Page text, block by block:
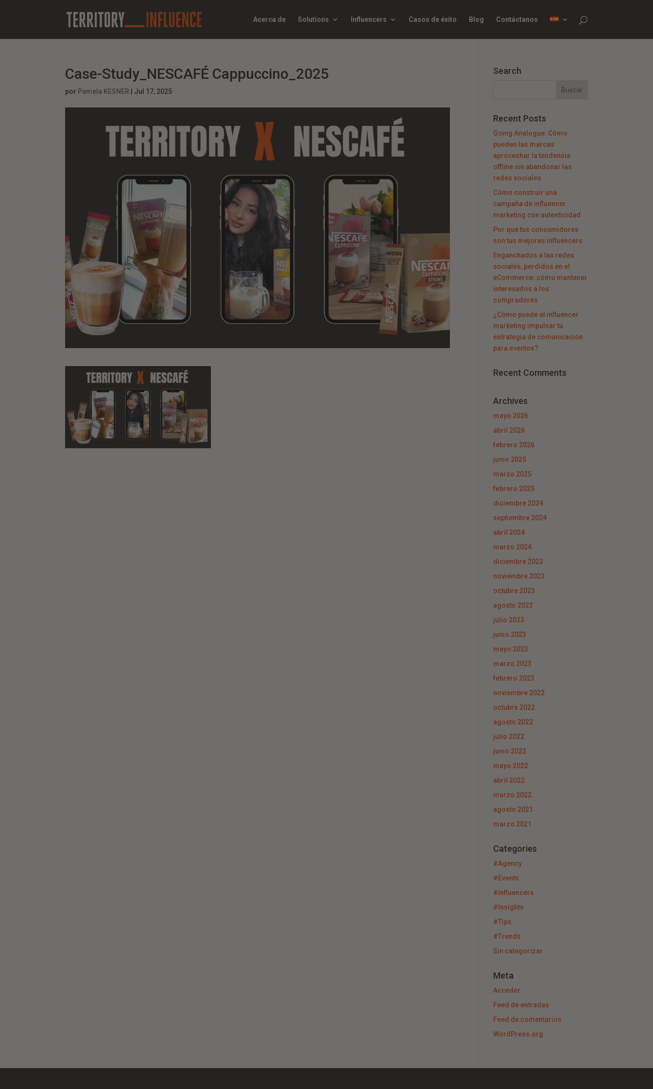
Acerca de Solutions Influencers Casos de éxito Blog Contáctanos
Case-Study_NESCAFÉ Cappuccino_2025
por Pamela KESNER Jul 17, 2025
Search
Recent Posts
Going Analogue: Cómo
pueden las marcas
aprovechar la tendencia
offline sin abandonar las
redes sociales
Cómo construir una
campaña de influencer
marketing con autenticidad
Por qué tus consumidores
son tus mejores influencers
Enganchados a las redes
sociales, perdidos en el
eCommerce: cómo mantener
interesados a los
compradores
¿Cómo puede el influencer
marketing impulsar tu
estrategia de comunicación
para eventos?
Recent Comments
Archives
mayo 2026
abril 2026
febrero 2026
junio 2025
marzo 2025
febrero 2025
diciembre 2024
septiembre 2024
abril 2024
marzo 2024
diciembre 2023
noviembre 2023
octubre 2023
agosto 2023
julio 2023
junio 2023
mayo 2023
marzo 2023
febrero 2023
noviembre 2022
octubre 2022
agosto 2022
julio 2022
junio 2022
mayo 2022
abril 2022
marzo 2022
agosto 2021
marzo 2021
Categories
#Agency
#Events
#Influencers
#Insights
#Tips
#Trends
Sin categorizar
Meta
Acceder
Feed de entradas
Feed de comentarios
WordPress.org